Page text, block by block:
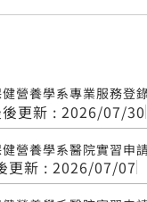
營養學系專業服務登
後更新 : 2026/07/30
營養學系醫院實習申
更新 : 2026/07/07